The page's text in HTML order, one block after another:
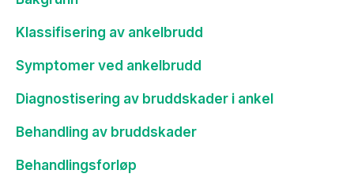
Klassifisering av ankelbrudd
Symptomer ved ankelbrudd
Diagnostisering av bruddskader i ankel
Behandling av bruddskader
Behandlingsforløp